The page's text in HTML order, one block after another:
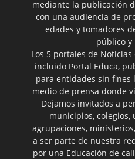
mediante la publicación
con una audiencia de
edades y tomadores
público y
Los 5 portales de Noticias
incluido Portal Educa,
para entidades sin fines
medio de prensa donde
Dejamos invitados a
municipios, colegios,
agrupaciones,
a ser parte de nuestra
por una Educación de